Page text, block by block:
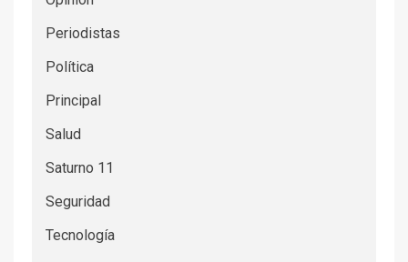
Periodistas
Política
Principal
Salud
Saturno 11
Seguridad
Tecnología